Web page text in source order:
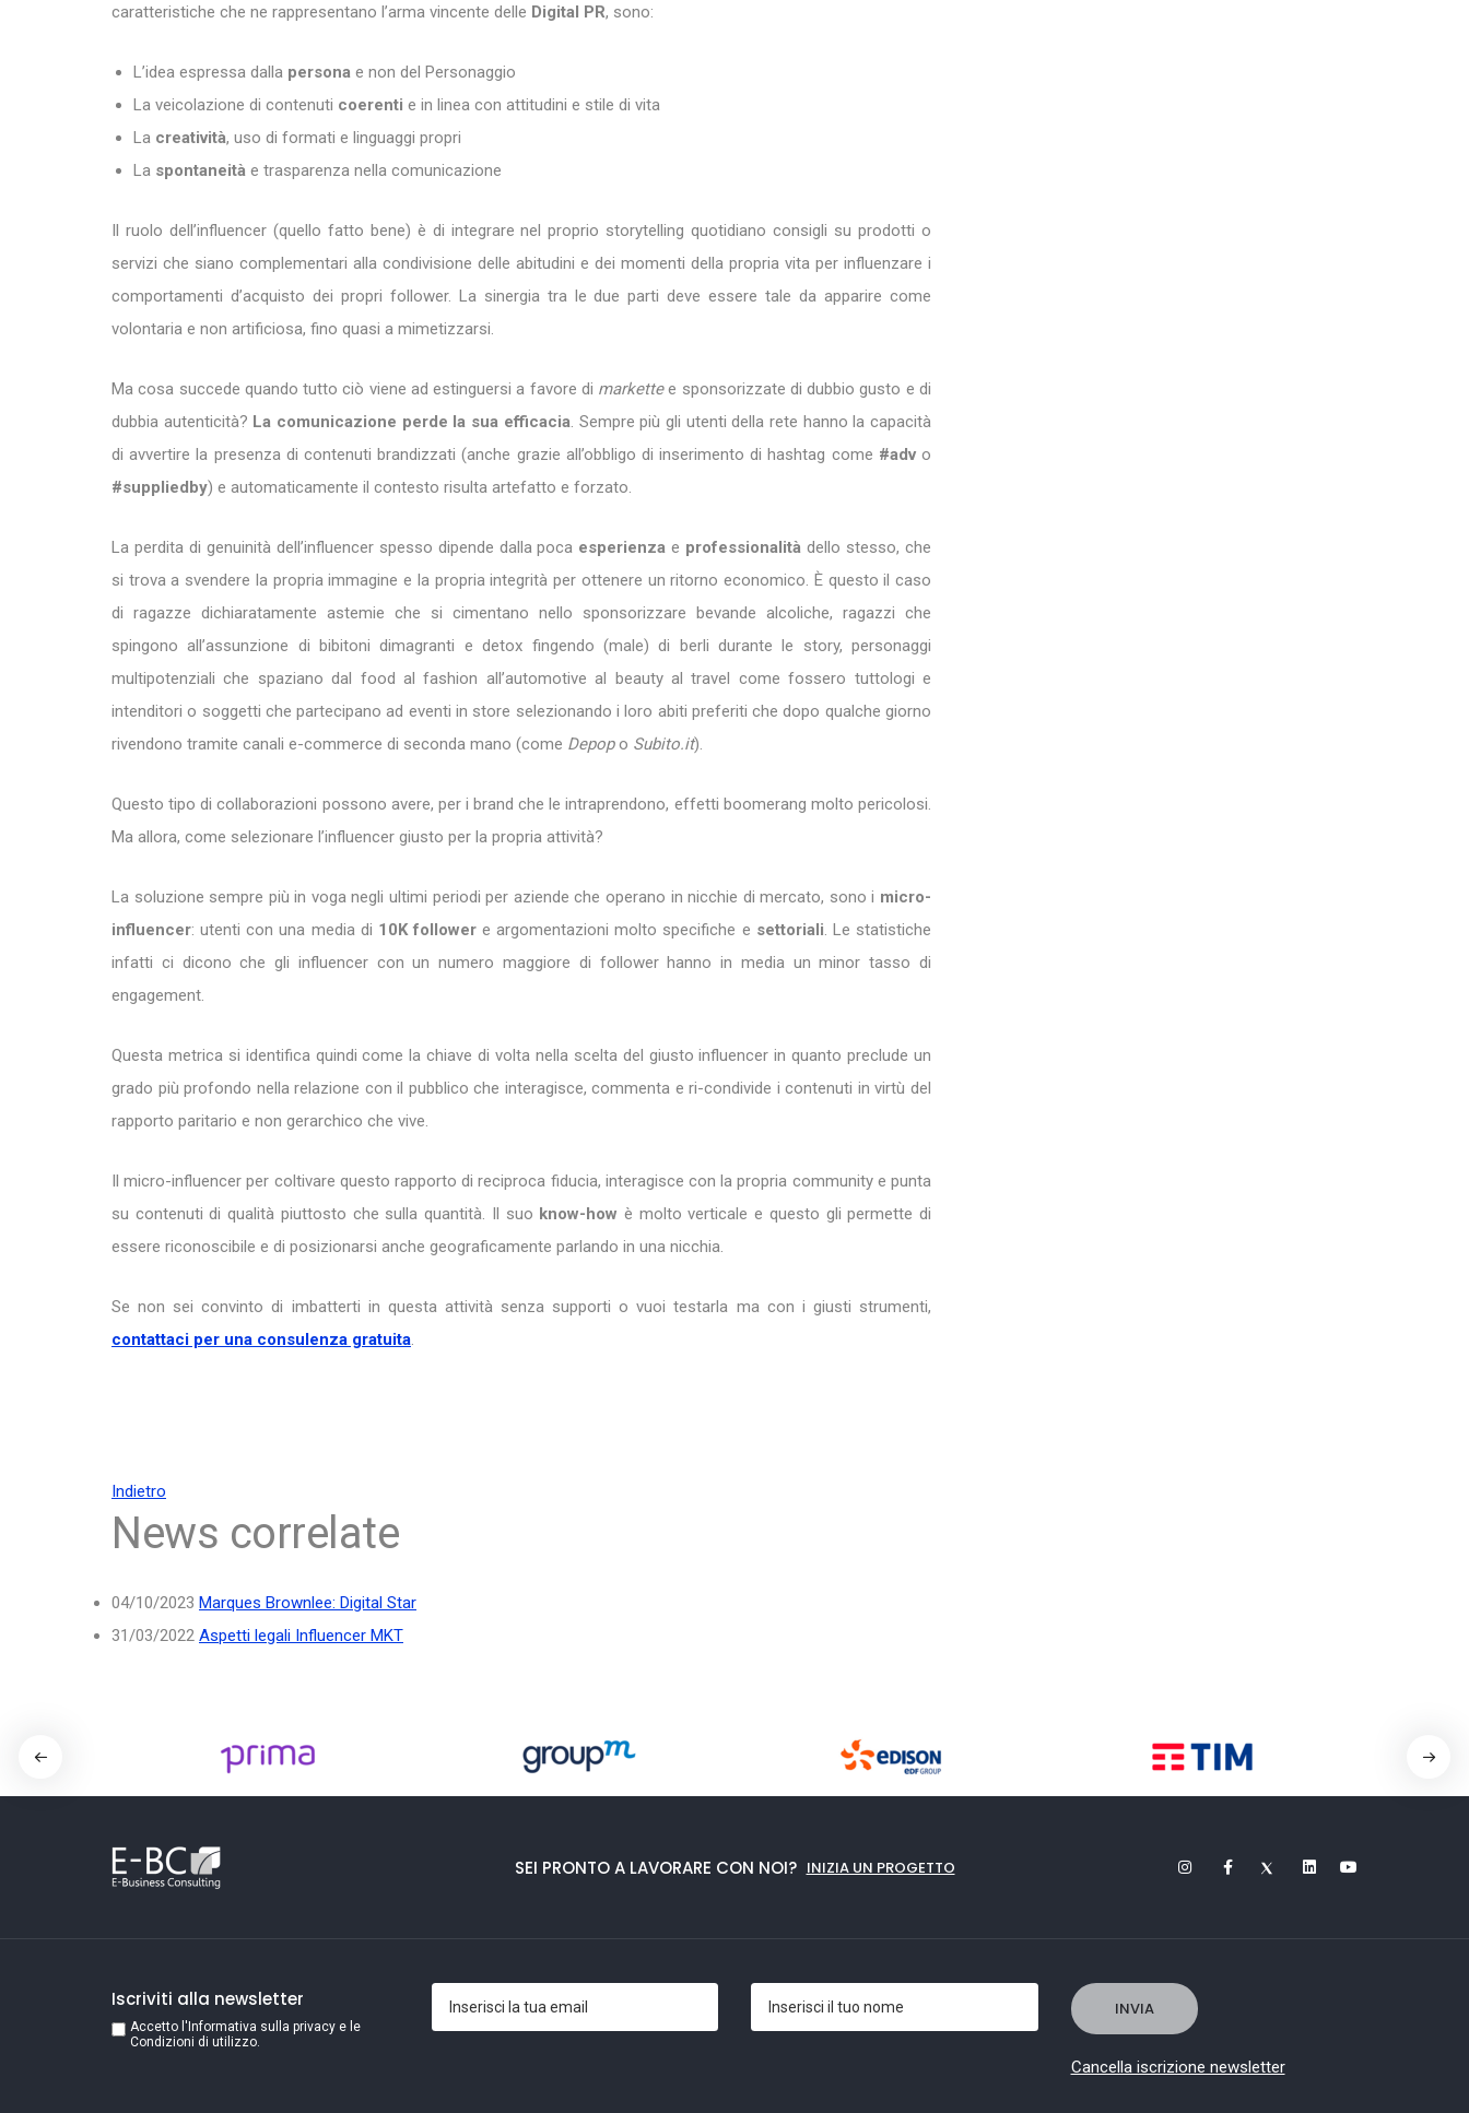
caratteristiche che ne rappresentano l’arma vincente delle Digital PR, sono:
L’idea espressa dalla persona e non del Personaggio
La veicolazione di contenuti coerenti e in linea con attitudini e stile di vita
La creatività, uso di formati e linguaggi propri
La spontaneità e trasparenza nella comunicazione
Il ruolo dell’influencer (quello fatto bene) è di integrare nel proprio storytelling quotidiano consigli su prodotti o
servizi che siano complementari alla condivisione delle abitudini e dei momenti della propria vita per influenzare i
comportamenti d’acquisto dei propri follower. La sinergia tra le due parti deve essere tale da apparire come
volontaria e non artificiosa, fino quasi a mimetizzarsi.
Ma cosa succede quando tutto ciò viene ad estinguersi a favore di markettee sponsorizzate di dubbio gusto e di
dubbia autenticità? La comunicazione perde la sua efficacia. Sempre più gli utenti della rete hanno la capacità
di avvertire la presenza di contenuti brandizzati (anche grazie all’obbligo di inserimento di hashtag come #advo
#suppliedby) e automaticamente il contesto risulta artefatto e forzato.
La perdita di genuinità dell’influencer spesso dipende dalla poca esperienzae professionalitàdello stesso, che
si trova a svendere la propria immagine e la propria integrità per ottenere un ritorno economico. È questo il caso
di ragazze dichiaratamente astemie che si cimentano nello sponsorizzare bevande alcoliche, ragazzi che
spingono all’assunzione di bibitoni dimagranti e detox fingendo (male) di berli durante le story, personaggi
multipotenziali che spaziano dal food al fashion all’automotive al beauty al travel come fossero tuttologi e
intenditori o soggetti che partecipano ad eventi in store selezionando i loro abiti preferiti che dopo qualche giorno
rivendono tramite canali e-commerce di seconda mano (come Depopo Subito.it).
Questo tipo di collaborazioni possono avere, per i brand che le intraprendono, effetti boomerang molto pericolosi.
Ma allora, come selezionare l’influencer giusto per la propria attività?
La soluzione sempre più in voga negli ultimi periodi per aziende che operano in nicchie di mercato, sono i micro-
influencer: utenti con una media di 10K followere argomentazioni molto specifiche e settoriali. Le statistiche
infatti ci dicono che gli influencer con un numero maggiore di follower hanno in media un minor tasso di
engagement.
Questa metrica si identifica quindi come la chiave di volta nella scelta del giusto influencer in quanto preclude un
grado più profondo nella relazione con il pubblico che interagisce, commenta e ri-condivide i contenuti in virtù del
rapporto paritario e non gerarchico che vive.
Il micro-influencer per coltivare questo rapporto di reciproca fiducia, interagisce con la propria community e punta
su contenuti di qualità piuttosto che sulla quantità. Il suo know-how è molto verticale e questo gli permette di
essere riconoscibile e di posizionarsi anche geograficamente parlando in una nicchia.
Se non sei convinto di imbatterti in questa attività senza supporti o vuoi testarla ma con i giusti strumenti,
contattaci per una consulenza gratuita.
Indietro
News correlate
04/10/2023 Marques Brownlee: Digital Star
31/03/2022 Aspetti legali Influencer MKT
SEI PRONTO A LAVORARE CON NOI? INIZIA UN PROGETTO
Iscriviti alla newsletter
Accetto l'Informativa sulla privacy e le
Condizioni di utilizzo.
Cancella iscrizione newsletter